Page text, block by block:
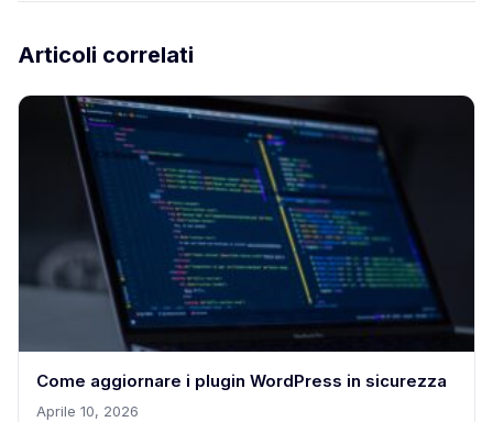
Articoli correlati
Come aggiornare i plugin WordPress in sicurezza
Aprile 10, 2026